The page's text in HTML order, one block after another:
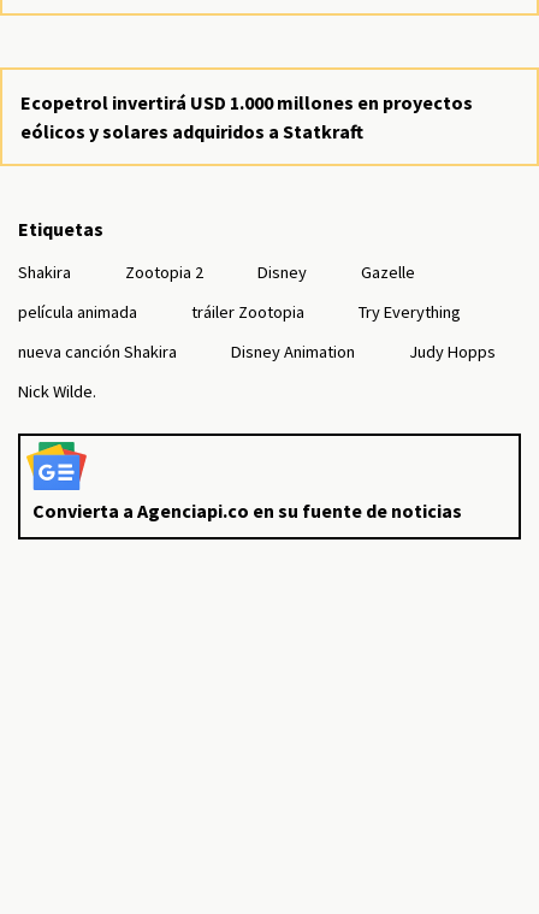
Ecopetrol invertirá USD 1.000 millones en proyectos
eólicos y solares adquiridos a Statkraft
Etiquetas
Shakira Zootopia 2 Disney
Gazelle
película animada
tráiler Zootopia
Try Everything
nueva canción Shakira
Disney Animation
Judy Hopps
Nick Wilde.
Convierta a Agenciapi.co en su fuente de noticias